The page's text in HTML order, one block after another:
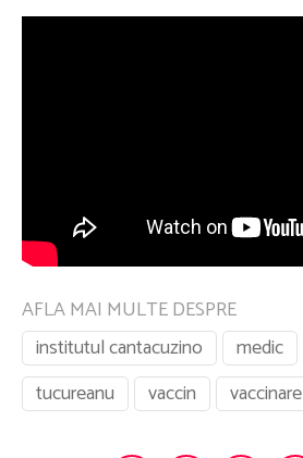
AFLA MAI MULTE DESPRE
institutul cantacuzino
medic
tucureanu
vaccin vaccinare